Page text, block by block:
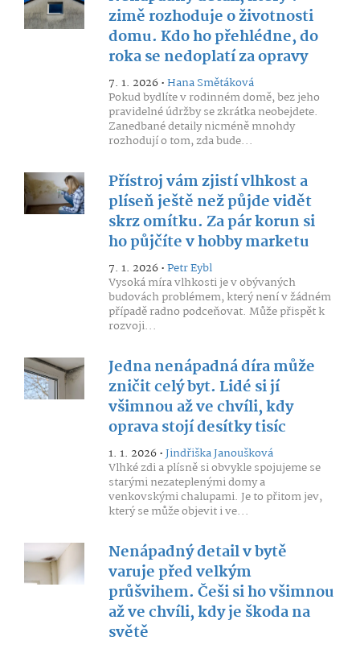
zimě rozhoduje o životnosti
domu. Kdo ho přehlédne, do
roka se nedoplatí za opravy
7. 1. 2026 •Hana Smětáková
Pokud bydlíte v rodinném domě, bez jeho
pravidelné údržby se zkrátka neobejdete.
Zanedbané detaily nicméně mnohdy
rozhodují o tom, zda bude...
Přístroj vám zjistí vlhkost a
plíseň ještě než půjde vidět
skrz omítku. Za pár korun si
ho půjčíte v hobby marketu
7. 1. 2026 •Petr Eybl
Vysoká míra vlhkosti je v obývaných
budovách problémem, který není v žádném
případě radno podceňovat. Může přispět k
rozvoji...
Jedna nenápadná díra může
zničit celý byt. Lidé si jí
všimnou až ve chvíli, kdy
oprava stojí desítky tisíc
1. 1. 2026 •Jindřiška Janoušková
Vlhké zdi a plísně si obvykle spojujeme se
starými nezateplenými domy a
venkovskými chalupami. Je to přitom jev,
který se může objevit i ve...
Nenápadný detail v bytě
varuje před velkým
průšvihem. Češi si ho všimnou
až ve chvíli, kdy je škoda na
světě